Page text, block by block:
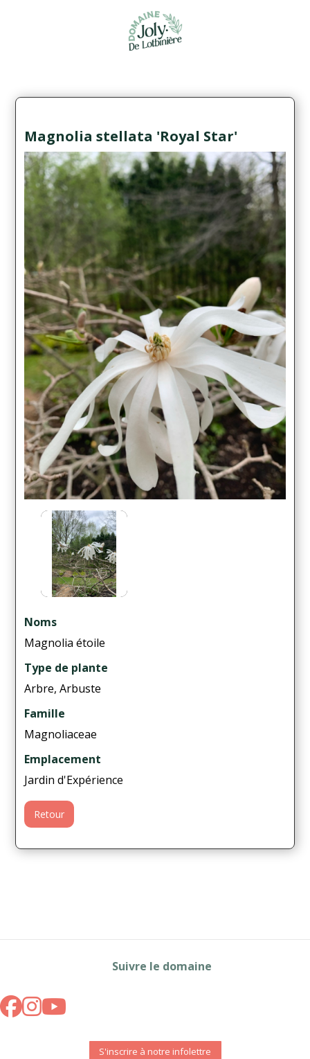
Magnolia stellata 'Royal Star'
Noms
Magnolia étoile
Type de plante
Arbre, Arbuste
Famille
Magnoliaceae
Emplacement
Jardin d'Expérience
Retour
Suivre le domaine
S'inscrire à notre infolettre